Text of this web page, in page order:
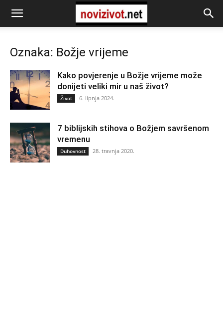
Oznaka: Božje vrijeme
Kako povjerenje u Božje vrijeme može
donijeti veliki mir u naš život?
Život 6. lipnja 2024.
7 biblijskih stihova o Božjem savršenom
vremenu
Duhovnost 28. travnja 2020.